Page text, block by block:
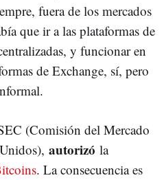
fuera de los mercados
que ir a las plataformas de
y funcionar en
de Exchange, sí, pero
(Comisión del Mercado
autorizó la
. La consecuencia es